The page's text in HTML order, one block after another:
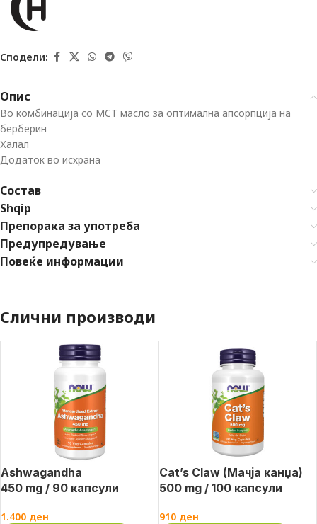
Сподели:
Опис
Во комбинација со MCT масло за оптимална апсорпција на
берберин
Халал
Додаток во исхрана
Состав
Shqip
Препорака за употреба
Предупредување
Повеќе информации
Слични производи
Ashwagandha
450 mg / 90 капсули
1.400 ден
Cat’s Claw (Мачја канџа)
500 mg / 100 капсули
910 ден